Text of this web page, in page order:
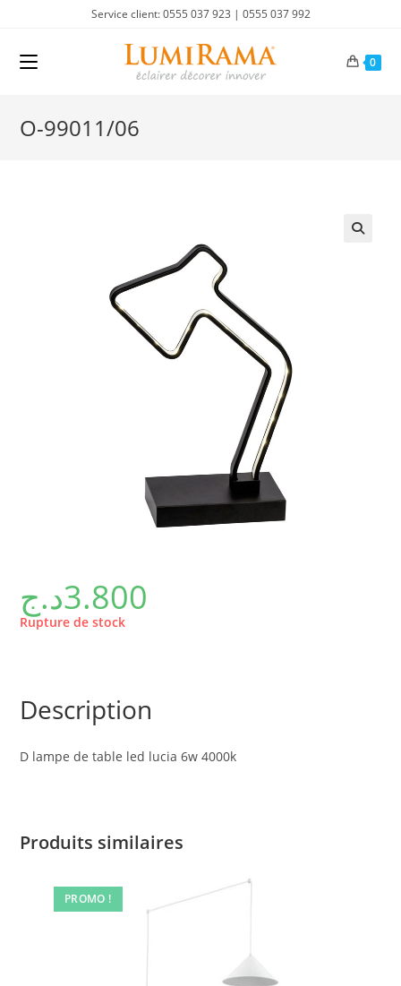
content
Service client: 0555 037 923 | 0555 037 992
0
O-99011/06
3.800د.ج
Rupture de stock
Description
D lampe de table led lucia 6w 4000k
Produits similaires
PROMO !